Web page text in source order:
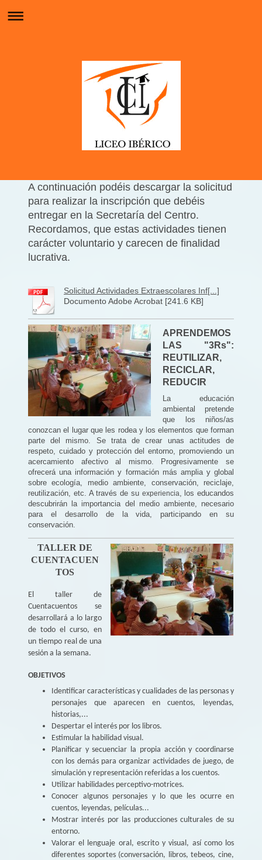
A continuación podéis descargar la solicitud
para realizar la inscripción que debéis
entregar en la Secretaría del Centro.
Recordamos, que estas actividades tienen
carácter voluntario y carecen de finalidad
lucrativa.
Solicitud Actividades Extraescolares Inf[...]
Documento Adobe Acrobat [241.6 KB]
APRENDEMOS
LAS "3Rs":
REUTILIZAR,
RECICLAR,
REDUCIR
La educación
ambiental pretende
que los niños/as
conozcan el lugar que les rodea y los elementos que forman
parte del mismo. Se trata de crear unas actitudes de
respeto, cuidado y protección del entorno, promoviendo un
acercamiento afectivo al mismo. Progresivamente se
ofrecerá una información y formación más amplia y global
sobre ecología, medio ambiente, conservación, reciclaje,
reutilización, etc. A través de su experiencia, los educandos
descubrirán la importancia del medio ambiente, necesario
para el desarrollo de la vida, participando en su
conservación.
TALLER DE
CUENTACUEN
TOS
El taller de
Cuentacuentos se
desarrollará a lo largo
de todo el curso, en
un tiempo real de una
sesión a la semana.
OBJETIVOS
Identificar características y cualidades de las personas y
personajes que aparecen en cuentos, leyendas,
historias,...
Despertar el interés por los libros.
Estimular la habilidad visual.
Planificar y secuenciar la propia acción y coordinarse
con los demás para organizar actividades de juego, de
simulación y representación referidas a los cuentos.
Utilizar habilidades perceptivo-motrices.
Conocer algunos personajes y lo que les ocurre en
cuentos, leyendas, películas...
Mostrar interés por las producciones culturales de su
entorno.
Valorar el lenguaje oral, escrito y visual, así como los
diferentes soportes (conversación, libros, tebeos, cine,